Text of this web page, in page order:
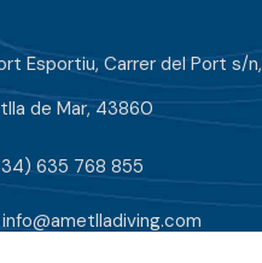
Esportiu, Carrer del Port s/n,
de Mar, 43860
635 768 855
info@ametlladiving.com